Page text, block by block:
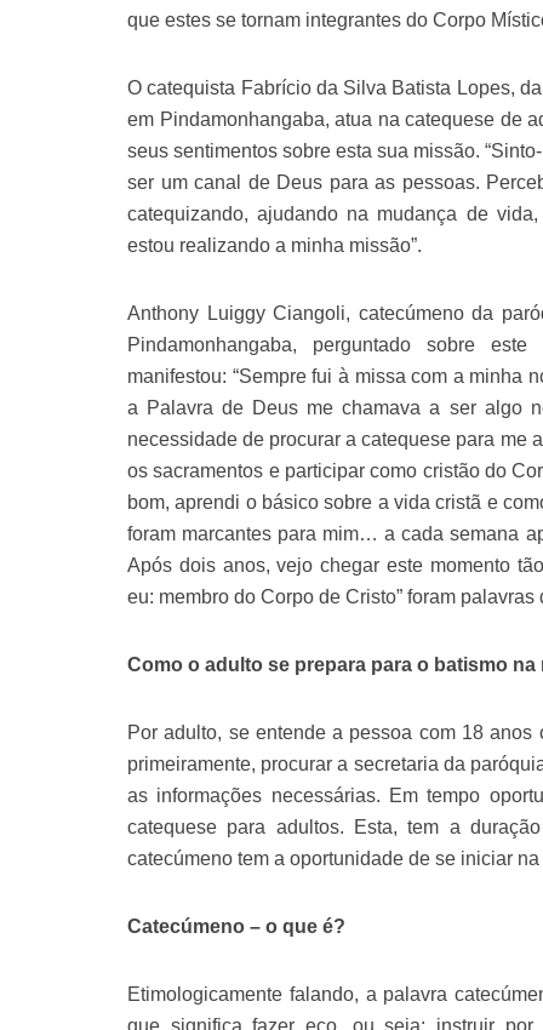
que estes se tornam integrantes do Corpo
O catequista Fabrício da Silva Batista Lopes,
em Pindamonhangaba, atua na catequese de
seus sentimentos sobre esta sua missão.
ser um canal de Deus para as pessoas.
catequizando, ajudando na mudança de
estou realizando a minha missão”.
Anthony Luiggy Ciangoli, catecúmeno da
Pindamonhangaba, perguntado sobre
manifestou: “Sempre fui à missa com a minha
a Palavra de Deus me chamava a ser algo
necessidade de procurar a catequese para me
os sacramentos e participar como cristão do
bom, aprendi o básico sobre a vida cristã e
foram marcantes para mim… a cada semana
Após dois anos, vejo chegar este momento
eu: membro do Corpo de Cristo” foram palavras
Como o adulto se prepara para o batismo
Por adulto, se entende a pessoa com 18
primeiramente, procurar a secretaria da
as informações necessárias. Em tempo
catequese para adultos. Esta, tem a
catecúmeno tem a oportunidade de se iniciar
Catecúmeno – o que é?
Etimologicamente falando, a palavra
que significa fazer eco, ou seja: instruir